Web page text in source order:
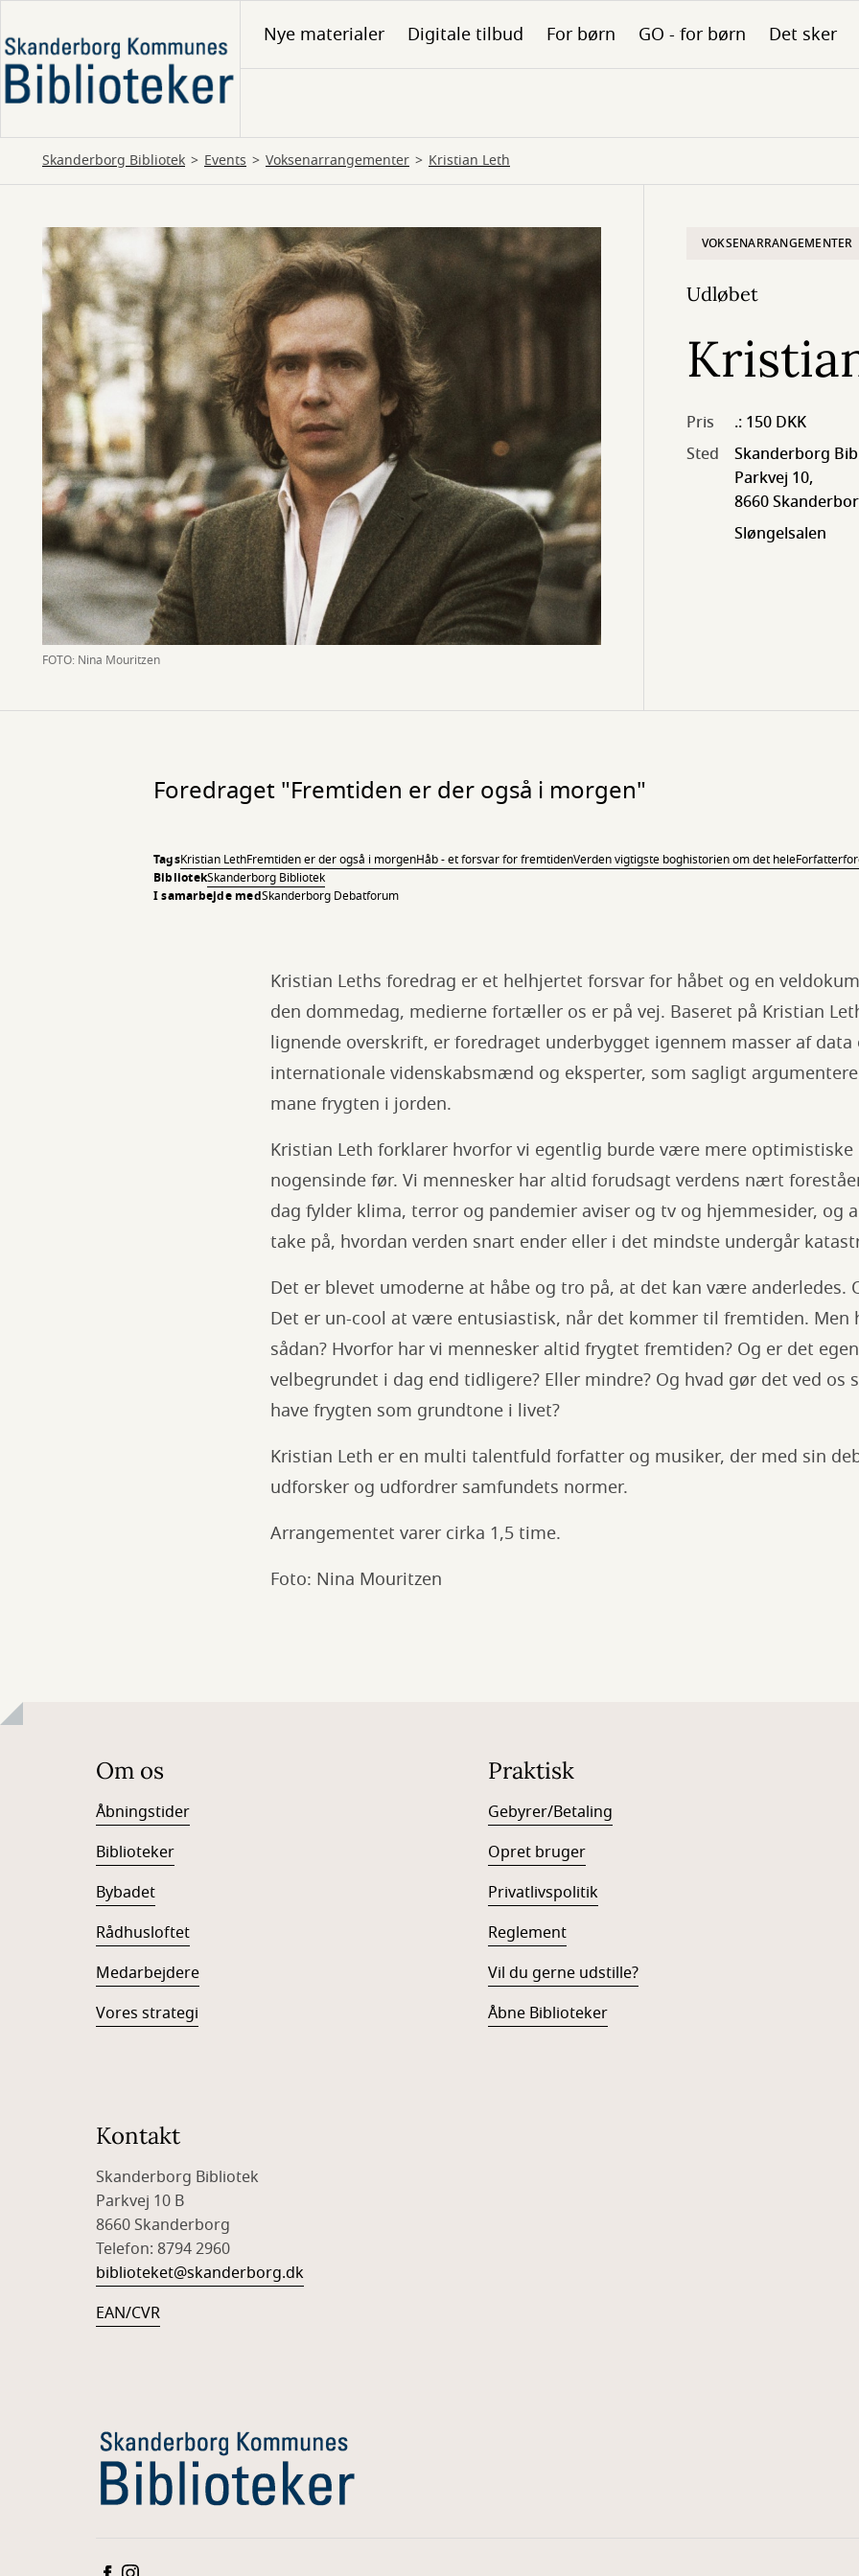
til
hovedindhold
Nye materialer Digitale tilbud For børn GO - for børn Det sker
Skanderborg Bibliotek Events Voksenarrangementer Kristian Leth
FOTO: Nina Mouritzen
VOKSENARRANGEMENTER
Udløbet
Pris
.: 150 DKK
Sted
Skanderborg
Parkvej 10,
8660
Sløngelsalen
Foredraget "Fremtiden er der også i morgen"
TagsKristian LethFremtiden er der også i morgenHåb - et forsvar for fremtidenVerden vigtigste boghistorien om det hele
BibliotekSkanderborg Bibliotek
I samarbejde medSkanderborg Debatforum
Kristian Leths foredrag er et helhjertet forsvar for håbet og en
den dommedag, medierne fortæller os er på vej. Baseret på Kristian
lignende overskrift, er foredraget underbygget igennem masser af
internationale videnskabsmænd og eksperter, som sagligt
mane frygten i jorden.
Kristian Leth forklarer hvorfor vi egentlig burde være mere optimistiske
nogensinde før. Vi mennesker har altid forudsagt verdens nært
dag fylder klima, terror og pandemier aviser og tv og hjemmesider, og
take på, hvordan verden snart ender eller i det mindste undergår
Det er blevet umoderne at håbe og tro på, at det kan være anderledes.
Det er un-cool at være entusiastisk, når det kommer til fremtiden. Men
sådan? Hvorfor har vi mennesker altid frygtet fremtiden? Og er det
velbegrundet i dag end tidligere? Eller mindre? Og hvad gør det ved os
have frygten som grundtone i livet?
Kristian Leth er en multi talentfuld forfatter og musiker, der med sin
udforsker og udfordrer samfundets normer.
Arrangementet varer cirka 1,5 time.
Foto: Nina Mouritzen
Om os
Åbningstider
Biblioteker
Bybadet
Rådhusloftet
Medarbejdere
Vores strategi
Praktisk
Gebyrer/Betaling
Opret bruger
Privatlivspolitik
Reglement
Vil du gerne udstille?
Åbne Biblioteker
Kontakt
Skanderborg Bibliotek
Parkvej 10 B
8660 Skanderborg
Telefon: 8794 2960
biblioteket@skanderborg.dk
EAN/CVR